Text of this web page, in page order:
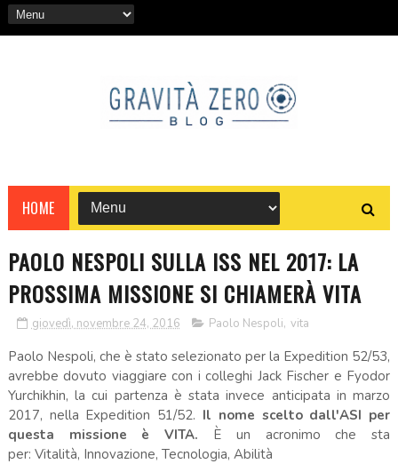
HOME
PAOLO NESPOLI SULLA ISS NEL 2017: LA
PROSSIMA MISSIONE SI CHIAMERÀ VITA
giovedì, novembre 24, 2016 Paolo Nespoli, vita
Paolo Nespoli, che è stato selezionato per la Expedition 52/53,
avrebbe dovuto viaggiare con i colleghi Jack Fischer e Fyodor
Yurchikhin, la cui partenza è stata invece anticipata in marzo
2017, nella Expedition 51/52. Il nome scelto dall'ASI per
questa missione è VITA. È un acronimo che sta
per: Vitalità, Innovazione, Tecnologia, Abilità